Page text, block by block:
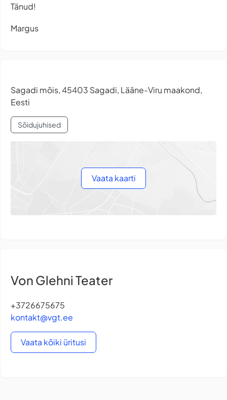
Tänud!
Margus
Sagadi mõis, 45403 Sagadi, Lääne-Viru maakond,
Eesti
Sõidujuhised
Vaata kaarti
Von Glehni Teater
+3726675675
kontakt@vgt.ee
Vaata kõiki üritusi